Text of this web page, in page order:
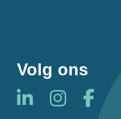
Volg ons